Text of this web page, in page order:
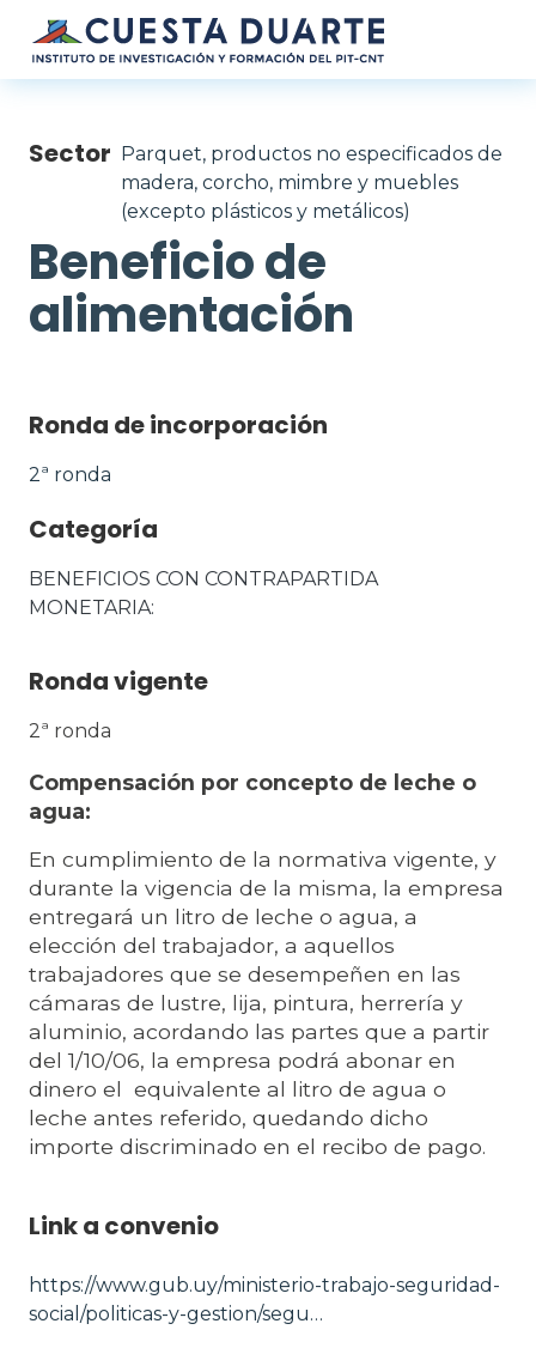
Pasar al contenido principal
Sector
Parquet, productos no especificados de
madera, corcho, mimbre y muebles
(excepto plásticos y metálicos)
Beneficio de
alimentación
Ronda de incorporación
2ª ronda
Categoría
BENEFICIOS CON CONTRAPARTIDA
MONETARIA
Ronda vigente
2ª ronda
Compensación por concepto de leche o
agua:
En cumplimiento de la normativa vigente, y
durante la vigencia de la misma, la empresa
entregará un litro de leche o agua, a
elección del trabajador, a aquellos
trabajadores que se desempeñen en las
cámaras de lustre, lija, pintura, herrería y
aluminio, acordando las partes que a partir
del 1/10/06, la empresa podrá abonar en
dinero el equivalente al litro de agua o
leche antes referido, quedando dicho
importe discriminado en el recibo de pago.
Link a convenio
https://www.gub.uy/ministerio-trabajo-seguridad-
social/politicas-y-gestion/segu…